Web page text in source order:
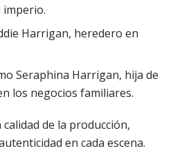
Harrigan, heredero en
Seraphina Harrigan, hija de
los negocios familiares.
de la producción,
en cada escena.